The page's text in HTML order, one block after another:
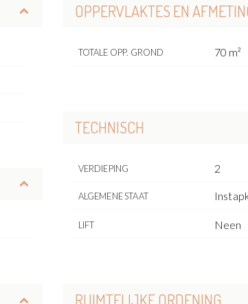
OPPERVLAKTES EN
TOTALE OPP. GROND 70 m²
TECHNISCH
VERDIEPING 2
ALGEMENE STAAT
LIFT Neen
RUIMTELIJKE ORDENING